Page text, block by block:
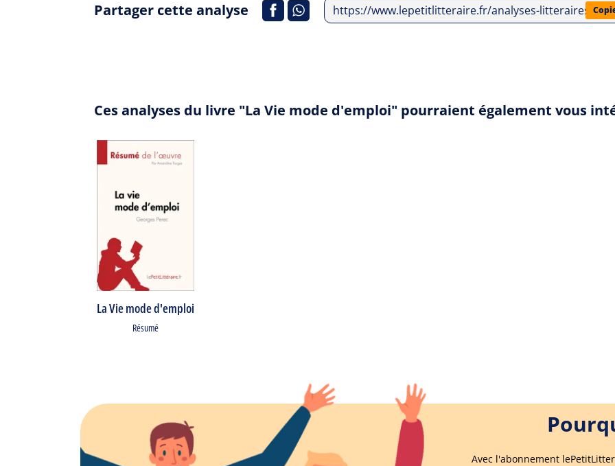
Partager cette analyse https://www.lepetitlitteraire.fr/analyses-litteraires/
Ces analyses du livre "La Vie mode d'emploi" pourraient également vous
La Vie mode d'emploi
Résumé
Avec l'abonnement